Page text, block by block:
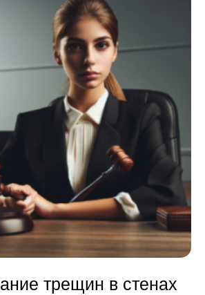
трещин в стенах